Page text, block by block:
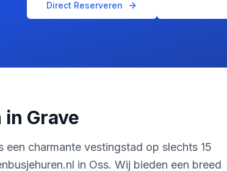
Direct Reserveren
in Grave
een charmante vestingstad op slechts 15
in Oss. Wij bieden een breed